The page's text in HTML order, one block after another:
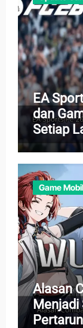
EA
dan
Setiap
Game
Alasan
Menjadi